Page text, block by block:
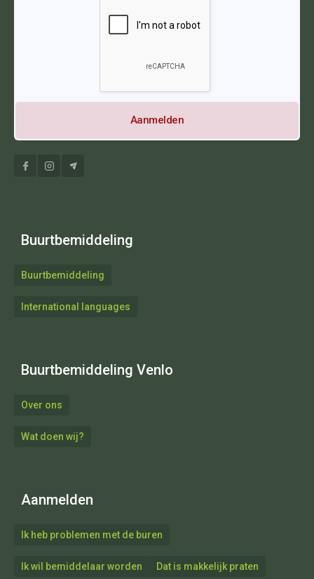
Buurtbemiddeling
Buurtbemiddeling
International languages
Buurtbemiddeling Venlo
Over ons
Wat doen wij?
Aanmelden
Ik heb problemen met de buren
Ik wil bemiddelaar worden Dat is makkelijk praten